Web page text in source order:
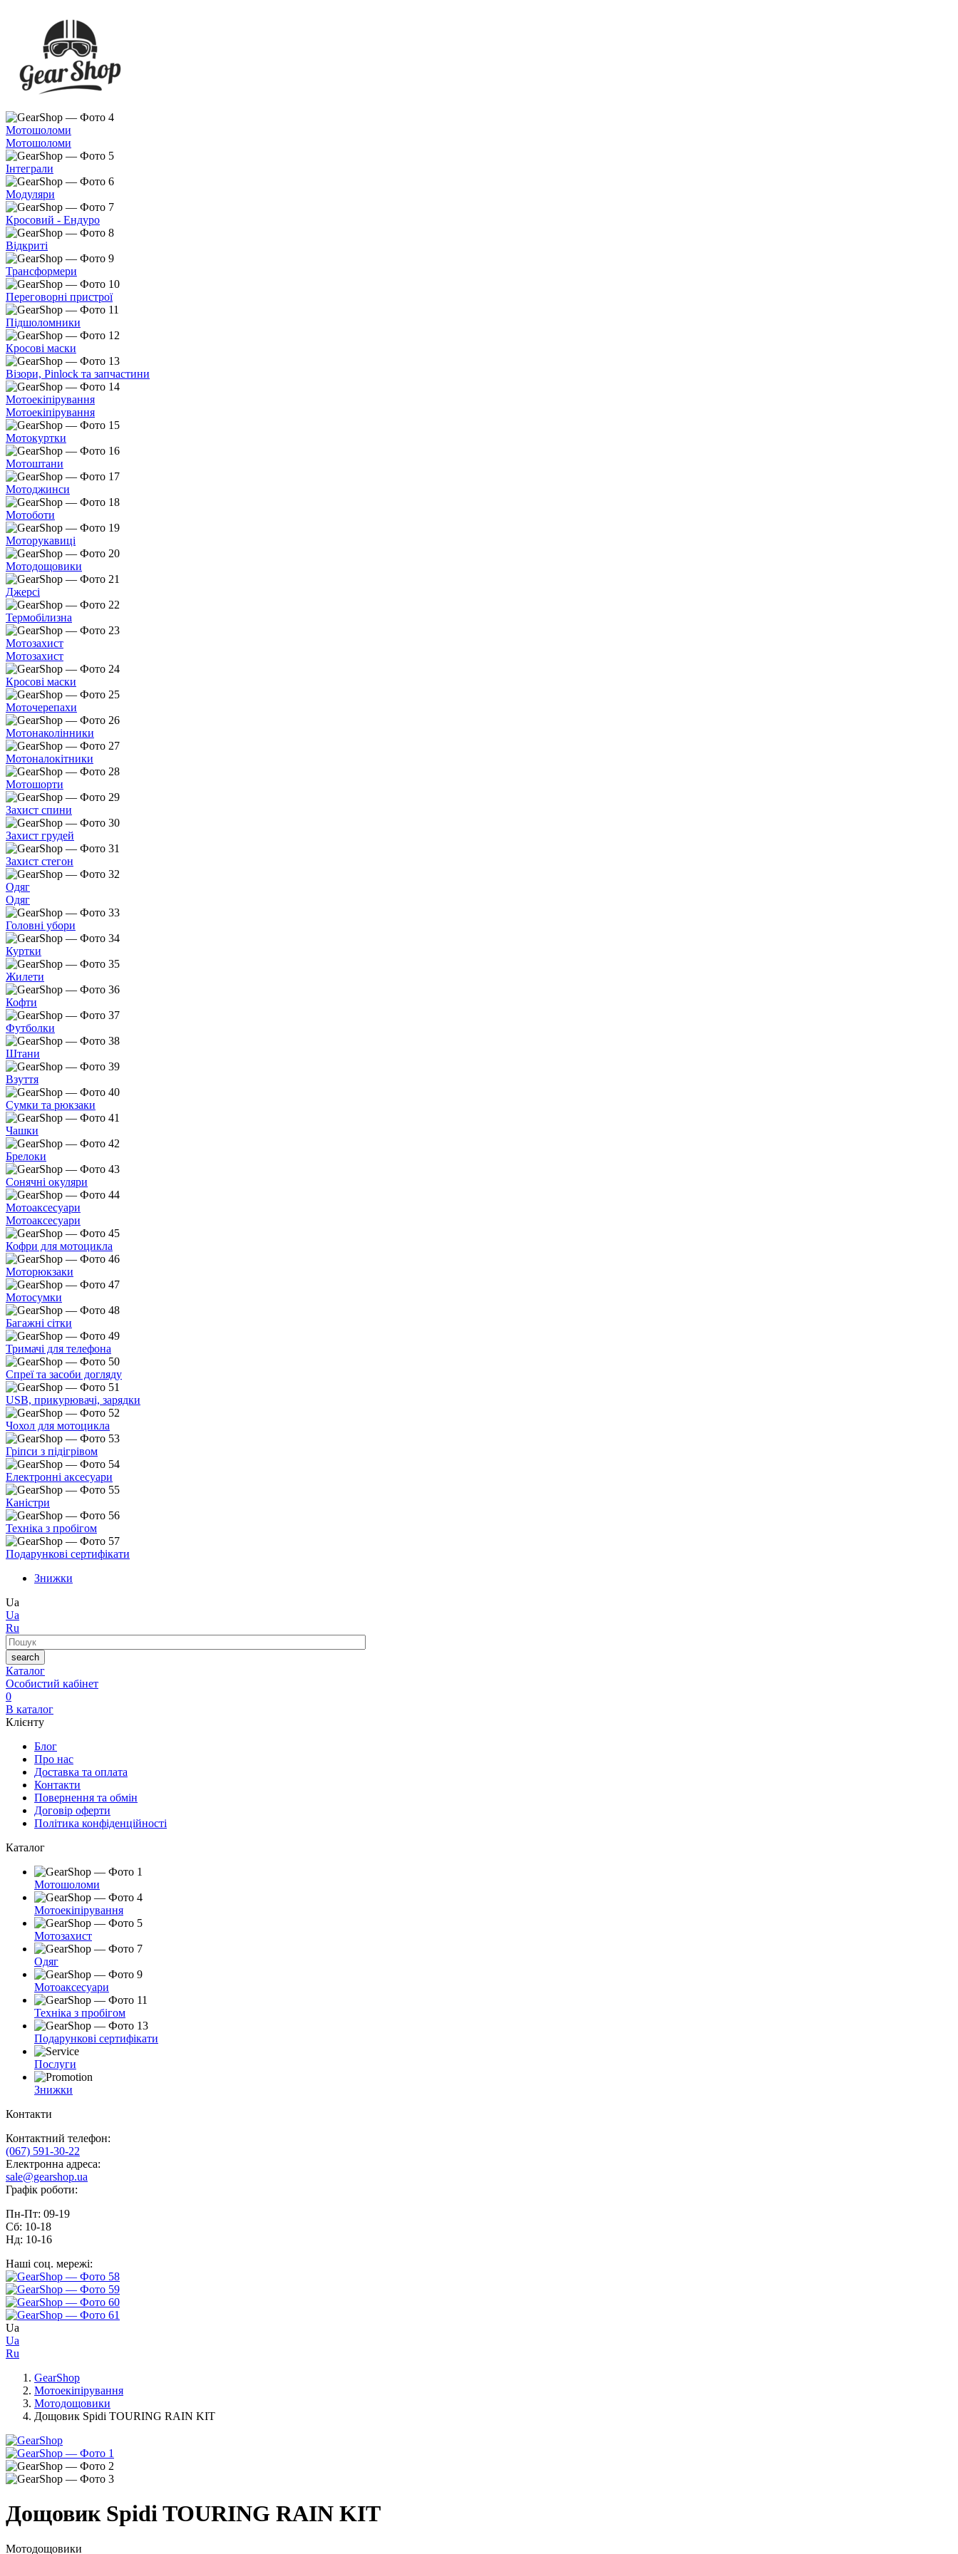
Мотошоломи
Мотошоломи
Інтеграли
Модуляри
Кросовий - Ендуро
Відкриті
Трансформери
Переговорні пристрої
Підшоломники
Кросові маски
Візори, Pinlock та запчастини
Мотоекіпірування
Мотоекіпірування
Мотокуртки
Мотоштани
Мотоджинси
Мотоботи
Моторукавиці
Мотодощовики
Джерсі
Термобілизна
Мотозахист
Мотозахист
Кросові маски
Моточерепахи
Мотонаколінники
Мотоналокітники
Мотошорти
Захист спини
Захист грудей
Захист стегон
Одяг
Одяг
Головні убори
Куртки
Жилети
Кофти
Футболки
Штани
Взуття
Сумки та рюкзаки
Чашки
Брелоки
Сонячні окуляри
Мотоаксесуари
Мотоаксесуари
Кофри для мотоцикла
Моторюкзаки
Мотосумки
Багажні сітки
Тримачі для телефона
Спреї та засоби догляду
USB, прикурювачі, зарядки
Чохол для мотоцикла
Гріпси з підігрівом
Електронні аксесуари
Каністри
Техніка з пробігом
Подарункові сертифікати
Знижки
Ua
Ua
Ru
Пошук
search
Каталог
Особистий кабінет
0
В каталог
Клієнту
Блог
Про нас
Доставка та оплата
Контакти
Повернення та обмін
Договір оферти
Політика конфіденційності
Каталог
Мотошоломи
Мотоекіпірування
Мотозахист
Одяг
Мотоаксесуари
Техніка з пробігом
Подарункові сертифікати
Послуги
Знижки
Контакти
Контактний телефон:
(067) 591-30-22
Електронна адреса:
sale@gearshop.ua
Графік роботи:
Пн-Пт: 09-19
Сб: 10-18
Нд: 10-16
Наші соц. мережі:
Ua
Ua
Ru
GearShop
Мотоекіпірування
Мотодощовики
Дощовик Spidi TOURING RAIN KIT
Дощовик Spidi TOURING RAIN KIT
Мотодощовики